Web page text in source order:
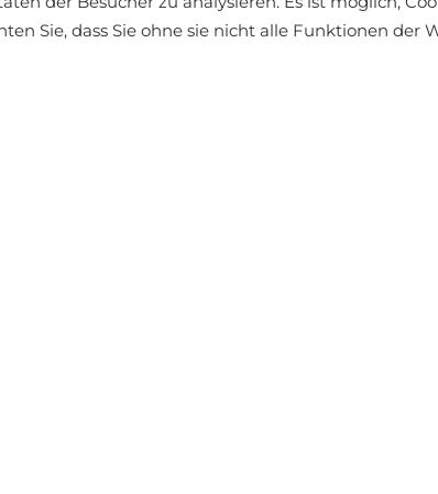
finden
Sie, dass Sie ohne sie nicht alle Funktionen der